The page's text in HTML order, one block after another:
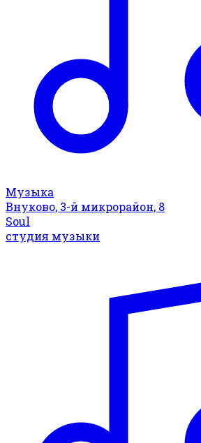
Музыка
Внуково, 3-й микрорайон, 8
Soul
студия музыки